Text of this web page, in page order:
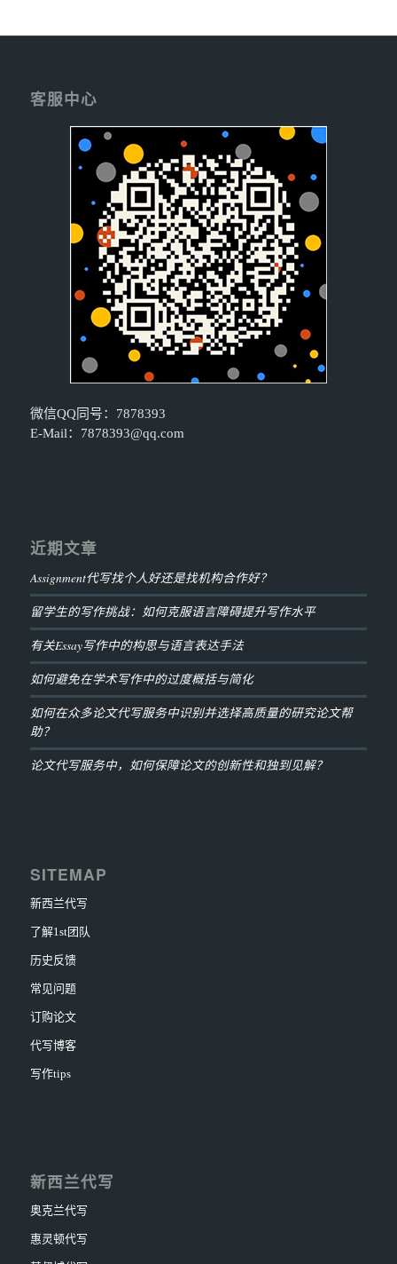
客服中心
微信QQ同号：7878393
E-Mail： 7878393@qq.com
近期文章
Assignment代写找个人好还是找机构合作好？
留学生的写作挑战：如何克服语言障碍提升写作水平
有关Essay写作中的构思与语言表达手法
如何避免在学术写作中的过度概括与简化
如何在众多论文代写服务中识别并选择高质量的研究论文帮
助？
论文代写服务中，如何保障论文的创新性和独到见解？
SITEMAP
新西兰代写
了解1st团队
历史反馈
常见问题
订购论文
代写博客
写作tips
新西兰代写
奥克兰代写
惠灵顿代写